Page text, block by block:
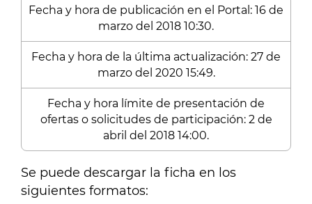
Fecha y hora de publicación en el Portal: 16 de
marzo del 2018 10:30.
Fecha y hora de la última actualización: 27 de
marzo del 2020 15:49.
Fecha y hora límite de presentación de
ofertas o solicitudes de participación: 2 de
abril del 2018 14:00.
Se puede descargar la ficha en los
siguientes formatos: